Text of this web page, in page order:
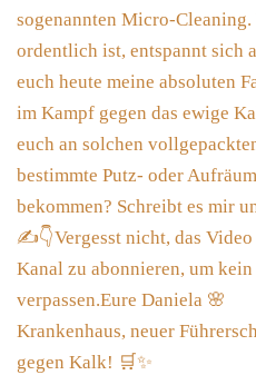
Krankenhaus, neuer
gegen Kalk! 🛒✨